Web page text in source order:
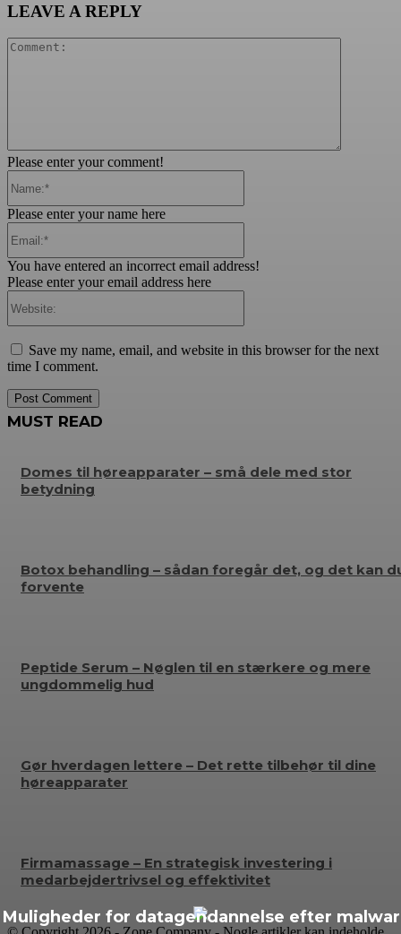
Muligheder for datagendannelse efter
LEAVE A REPLY
Please enter your comment!
Please enter your name here
You have entered an incorrect email address!
Please enter your email address here
Save my name, email, and website in this browser for the next
time I comment.
MUST READ
Domes til høreapparater – små dele med stor
betydning
Botox behandling – sådan foregår det, og det kan
forvente
Peptide Serum – Nøglen til en stærkere og mere
ungdommelig hud
Gør hverdagen lettere – Det rette tilbehør til dine
høreapparater
Firmamassage – En strategisk investering i
medarbejdertrivsel og effektivitet